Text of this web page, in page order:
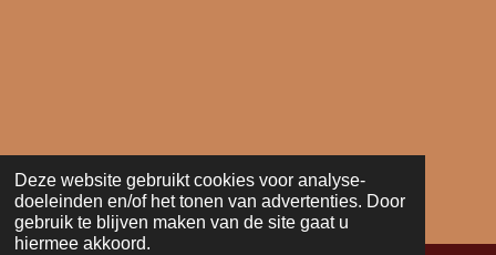
Deze website gebruikt cookies voor analyse-
doeleinden en/of het tonen van advertenties. Door
gebruik te blijven maken van de site gaat u
hiermee akkoord.